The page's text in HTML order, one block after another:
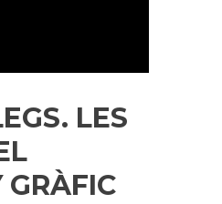
LES
GRÀFIC